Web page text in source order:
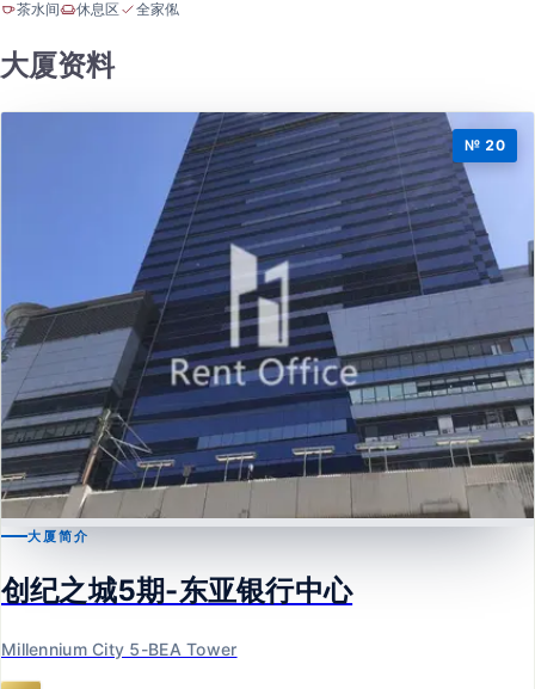
茶水间 休息区 全家俬
大厦资料
№ 20
创纪之城5期-东亚银行中心
Millennium City 5-BEA Tower
大厦简介
创纪之城5期-东亚银行中心
Millennium City 5-BEA Tower